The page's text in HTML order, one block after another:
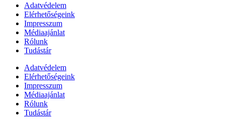
Adatvédelem
Elérhetőségeink
Impresszum
Médiaajánlat
Rólunk
Tudástár
Adatvédelem
Elérhetőségeink
Impresszum
Médiaajánlat
Rólunk
Tudástár